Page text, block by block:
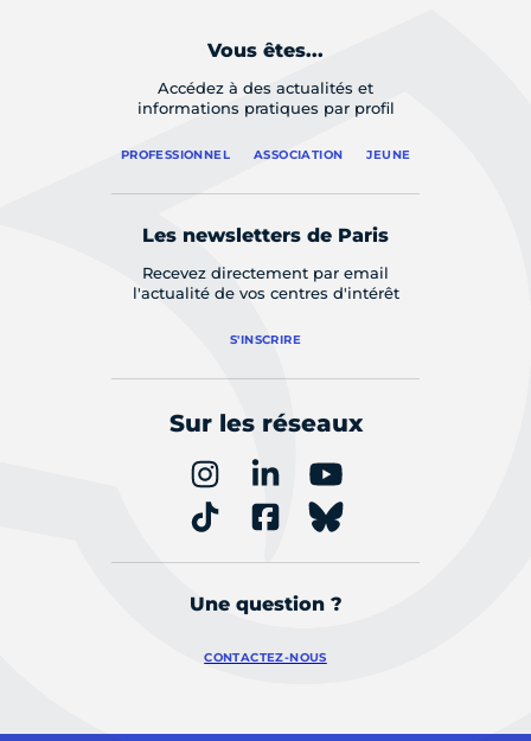
Vous êtes...
Accédez à des actualités et
informations pratiques par profil
PROFESSIONNEL ASSOCIATION JEUNE
Les newsletters de Paris
Recevez directement par email
l'actualité de vos centres d'intérêt
S'INSCRIRE
Sur les réseaux
Une question ?
CONTACTEZ-NOUS